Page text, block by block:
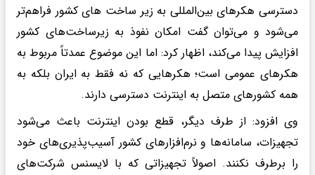
دسترسی هکرهای بین‌المللی به زیر ساخت های کشور فراهم‌تر
می‌شود و می‌توان گفت امکان نفوذ به زیرساخت‌های کشور
افزایش پیدا می‌کند، اظهار کرد: اما این موضوع عمدتاً مربوط به
هکرهای عمومی است؛ هکرهایی که نه فقط به ایران بلکه به
همه کشورهای متصل به اینترنت دسترسی دارند.
وی افزود: از طرف دیگر، قطع بودن اینترنت باعث می‌شود
تجهیزات، سامانه‌ها و نرم‌افزارهای کشور آسیب‌پذیری‌های خود
را برطرف نکنند. اصولاً تجهیزاتی که با لایسنس شرکت‌های